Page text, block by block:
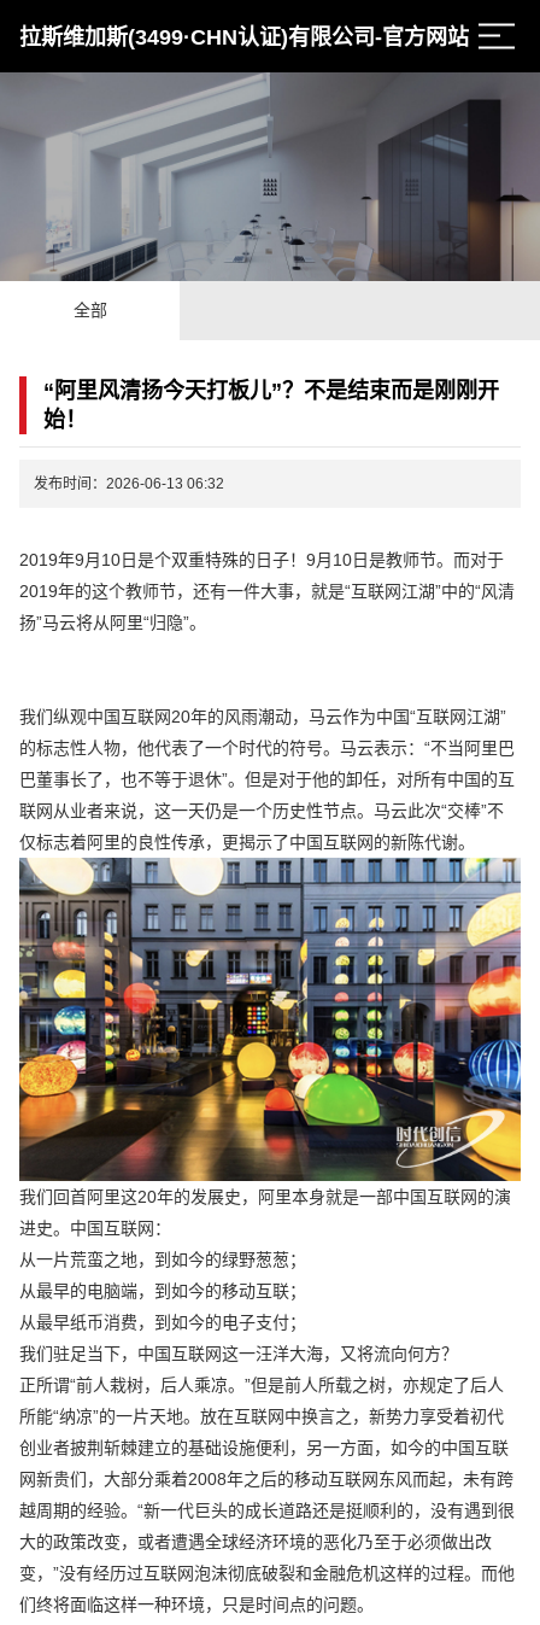
拉斯维加斯(3499·CHN认证)有限公司-官方网站
全部
“阿里风清扬今天打板儿”？不是结束而是刚刚开
始！
发布时间：2026-06-13 06:32
2019年9月10日是个双重特殊的日子！9月10日是教师节。而对于
2019年的这个教师节，还有一件大事，就是“互联网江湖”中的“风清
扬”马云将从阿里“归隐”。
我们纵观中国互联网20年的风雨潮动，马云作为中国“互联网江湖”
的标志性人物，他代表了一个时代的符号。马云表示：“不当阿里巴
巴董事长了，也不等于退休”。但是对于他的卸任，对所有中国的互
联网从业者来说，这一天仍是一个历史性节点。马云此次“交棒”不
仅标志着阿里的良性传承，更揭示了中国互联网的新陈代谢。
我们回首阿里这20年的发展史，阿里本身就是一部中国互联网的演
进史。中国互联网：
从一片荒蛮之地，到如今的绿野葱葱；
从最早的电脑端，到如今的移动互联；
从最早纸币消费，到如今的电子支付；
我们驻足当下，中国互联网这一汪洋大海，又将流向何方？
正所谓“前人栽树，后人乘凉。”但是前人所载之树，亦规定了后人
所能“纳凉”的一片天地。放在互联网中换言之，新势力享受着初代
创业者披荆斩棘建立的基础设施便利，另一方面，如今的中国互联
网新贵们，大部分乘着2008年之后的移动互联网东风而起，未有跨
越周期的经验。“新一代巨头的成长道路还是挺顺利的，没有遇到很
大的政策改变，或者遭遇全球经济环境的恶化乃至于必须做出改
变，”没有经历过互联网泡沫彻底破裂和金融危机这样的过程。而他
们终将面临这样一种环境，只是时间点的问题。